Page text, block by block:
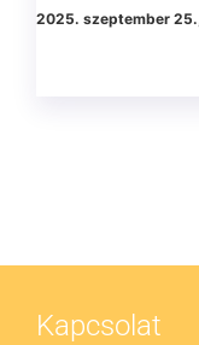
2025. szeptember
Kapcsolat